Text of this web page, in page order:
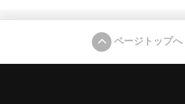
ページトップへ